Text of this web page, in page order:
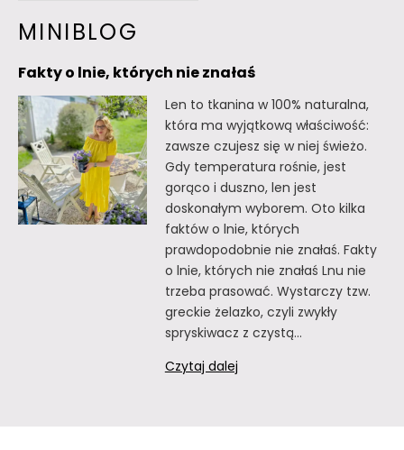
MINIBLOG
Fakty o lnie, których nie znałaś
Len to tkanina w 100% naturalna,
która ma wyjątkową właściwość:
zawsze czujesz się w niej świeżo.
Gdy temperatura rośnie, jest
gorąco i duszno, len jest
doskonałym wyborem. Oto kilka
faktów o lnie, których
prawdopodobnie nie znałaś. Fakty
o lnie, których nie znałaś Lnu nie
trzeba prasować. Wystarczy tzw.
greckie żelazko, czyli zwykły
spryskiwacz z czystą…
Czytaj dalejFakty